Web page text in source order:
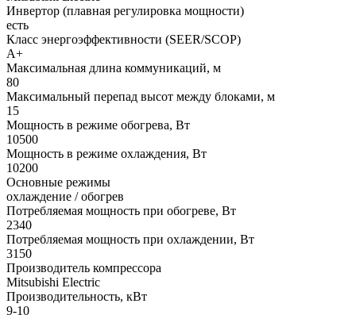
Инвертор (плавная регулировка мощности)
есть
Класс энергоэффективности (SEER/SCOP)
А+
Максимальная длина коммуникаций, м
80
Максимальный перепад высот между блоками, м
15
Мощность в режиме обогрева, Вт
10500
Мощность в режиме охлаждения, Вт
10200
Основные режимы
охлаждение / обогрев
Потребляемая мощность при обогреве, Вт
2340
Потребляемая мощность при охлаждении, Вт
3150
Производитель компрессора
Mitsubishi Electric
Производительность, кВт
9-10